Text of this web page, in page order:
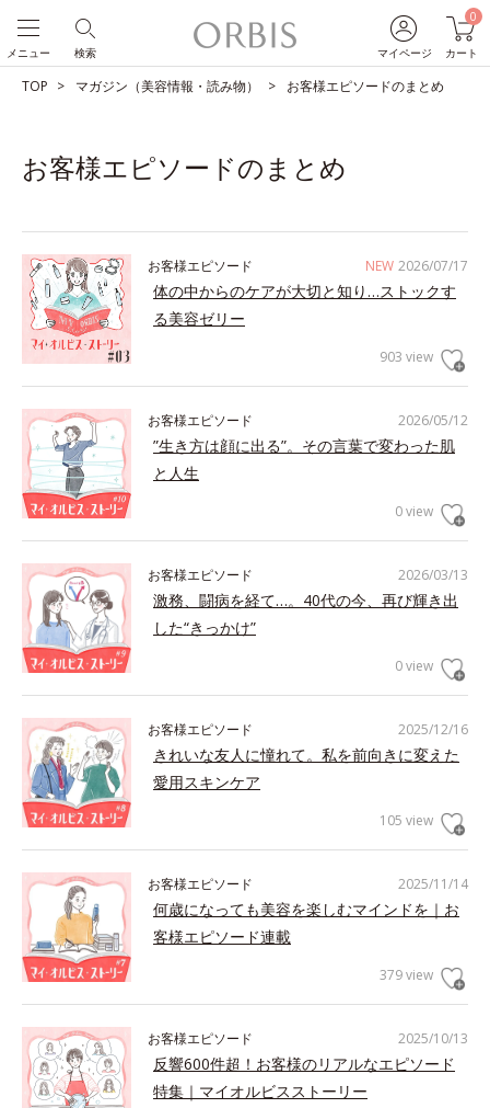
マイページ
0
カート
検索
メニュー
TOP マガジン（美容情報・読み物） お客様エピソードのまとめ
お客様エピソードのまとめ
NEW 2026/07/17
お客様エピソード
体の中からのケアが大切と知り…ストックす
る美容ゼリー
903 view
2026/05/12
お客様エピソード
”生き方は顔に出る”。その言葉で変わった肌
と人生
0 view
2026/03/13
お客様エピソード
激務、闘病を経て…。40代の今、再び輝き出
した“きっかけ”
0 view
2025/12/16
お客様エピソード
きれいな友人に憧れて。私を前向きに変えた
愛用スキンケア
105 view
2025/11/14
お客様エピソード
何歳になっても美容を楽しむマインドを｜お
客様エピソード連載
379 view
2025/10/13
お客様エピソード
反響600件超！お客様のリアルなエピソード
特集｜マイオルビスストーリー